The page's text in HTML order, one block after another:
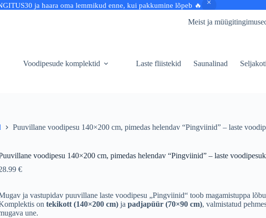
ja haara oma lemmikud enne, kui pakkumine lõpeb 🔥
Meist ja
Voodipesude komplektid Laste fliistekid Saunalinad
Puuvillane voodipesu 140×200 cm, pimedas helendav “Pingviinid” – laste
voodipesu 140×200 cm, pimedas helendav “Pingviinid” – laste
€
ja vastupidav puuvillane laste voodipesu „Pingviinid“ toob magamistuppa
on tekikott (140×200 cm)ja padjapüür (70×90 cm), valmistatud
une.